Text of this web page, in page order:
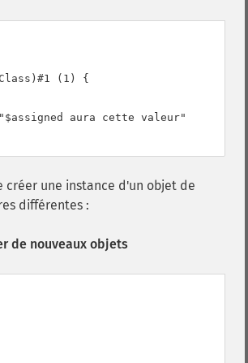
(1) {
aura cette valeur"
créer une instance d'un objet de
différentes :
de nouveaux objets